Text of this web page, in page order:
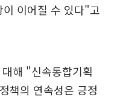
이어질 수 있다"고
해 "신속통합기획
책의 연속성은 긍정